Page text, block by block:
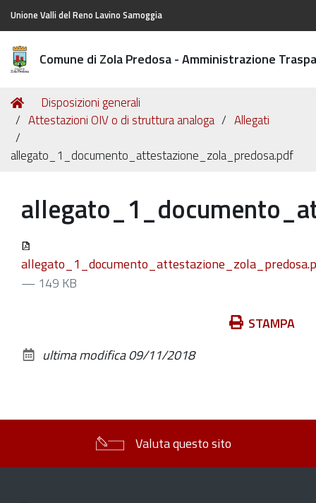
Unione Valli del Reno Lavino Samoggia
Comune di Zola Predosa - Amministrazione
Tu
sei
qui:
Home
Disposizioni generali
Attestazioni OIV o di struttura analoga
Allegati
allegato_1_documento_attestazione_zola_predosa.pdf
— 149 KB
documento
STAMPA
ultima modifica09/11/2018
Valuta questo sito